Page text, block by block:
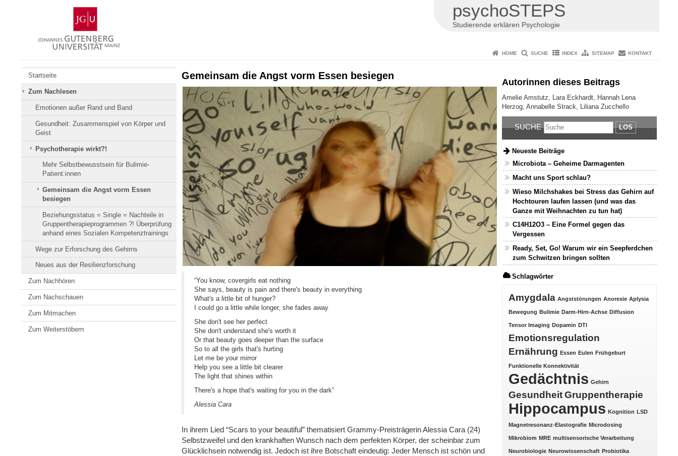
Gutenberg-
Universität
Mainz
psychoSTEPS
Studierende erklären Psychologie
HOME SUCHE INDEX SITEMAP KONTAKT
Startseite
Zum Nachlesen
Emotionen außer Rand und Band
Gesundheit: Zusammenspiel von Körper und
Geist
Psychotherapie wirkt?!
Mehr Selbstbewusstsein für Bulimie-
Patient:innen
Gemeinsam die Angst vorm Essen
besiegen
Beziehungsstatus = Single = Nachteile in
Gruppentherapieprogrammen ?! Überprüfung
anhand eines Sozialen Kompetenztrainings
Wege zur Erforschung des Gehirns
Neues aus der Resilienzforschung
Zum Nachhören
Zum Nachschauen
Zum Mitmachen
Zum Weiterstöbern
Gemeinsam die Angst vorm Essen besiegen
“You know, covergirls eat nothing
She says, beauty is pain and there's beauty in everything
What's a little bit of hunger?
I could go a little while longer, she fades away
She don't see her perfect
She don't understand she's worth it
Or that beauty goes deeper than the surface
So to all the girls that's hurting
Let me be your mirror
Help you see a little bit clearer
The light that shines within
There's a hope that's waiting for you in the dark”
Alessia Cara
In ihrem Lied “Scars to your beautiful” thematisiert Grammy-Preisträgerin Alessia Cara (24)
Selbstzweifel und den krankhaften Wunsch nach dem perfekten Körper, der scheinbar zum
Glücklichsein notwendig ist. Jedoch ist ihre Botschaft eindeutig: Jeder Mensch ist schön und
Autorinnen dieses Beitrags
Amelie Amstutz, Lara Eckhardt, Hannah Lena
Herzog, Annabelle Strack, Liliana Zucchello
SUCHE LOS
Neueste Beiträge
Microbiota – Geheime Darmagenten
Macht uns Sport schlau?
Wieso Milchshakes bei Stress das Gehirn auf
Hochtouren laufen lassen (und was das
Ganze mit Weihnachten zu tun hat)
C14H12O3 – Eine Formel gegen das
Vergessen
Ready, Set, Go! Warum wir ein Seepferdchen
zum Schwitzen bringen sollten
Schlagwörter
Amygdala Angststörungen Anorexie Aplysia
Bewegung Bulimie Darm-Hirn-Achse Diffusion
Tensor Imaging Dopamin DTI
Emotionsregulation
Ernährung Essen Eulen Frühgeburt
Funktionelle Konnektivität
Gedächtnis Gehirn
Gesundheit Gruppentherapie
Hippocampus Kognition LSD
Magnetresonanz-Elastografie Microdosing
Mikrobiom MRE multisensorische Verarbeitung
Neurobiologie Neurowissenschaft Probiotika